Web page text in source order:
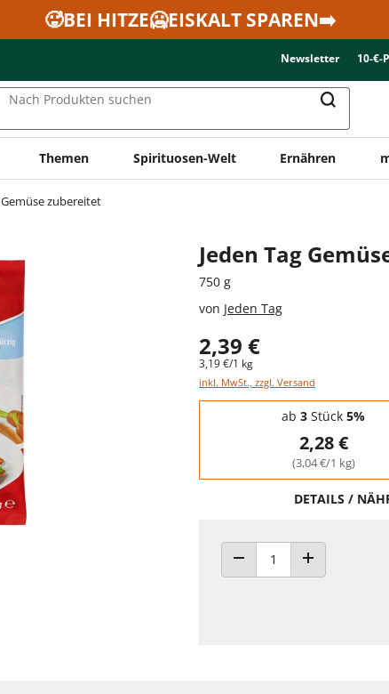
🥵BEI HITZE🥶EISKALT SPAREN➡️
Newsletter 10-€-
Nach Produkten suchen
Themen Spirituosen-Welt Ernähren
Gemüse zubereitet
Jeden Tag
750 g
von Jeden Tag
2,39 €
3,19 €/1 kg
inkl. MwSt., zzgl. Versand
Staffelpreise - Mengenrabatt
ab 3 Stück 5%
2,28 €
(3,04 €/1 kg)
DETAILS /
ANZAHL VERRINGERN
ANZAHL